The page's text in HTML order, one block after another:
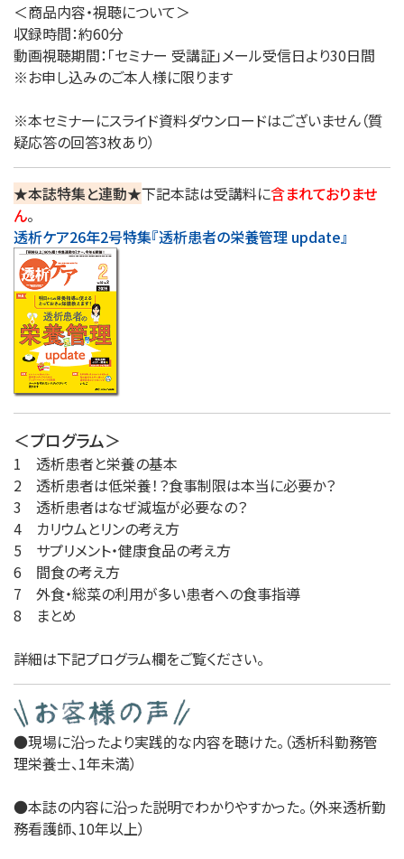
＜商品内容・視聴について＞
収録時間：約60分
動画視聴期間：「セミナー 受講証」メール受信日より30日間
※お申し込みのご本人様に限ります
※本セミナーにスライド資料ダウンロードはございません（質
疑応答の回答3枚あり）
★本誌特集と連動★下記本誌は受講料に含まれておりませ
ん。
透析ケア26年2号特集『透析患者の栄養管理 update』
＜プログラム＞
1 透析患者と栄養の基本
2 透析患者は低栄養！？食事制限は本当に必要か？
3 透析患者はなぜ減塩が必要なの？
4 カリウムとリンの考え方
5 サプリメント・健康食品の考え方
6 間食の考え方
7 外食・総菜の利用が多い患者への食事指導
8 まとめ
詳細は下記プログラム欄をご覧ください。
●現場に沿ったより実践的な内容を聴けた。（透析科勤務管
理栄養士、1年未満）
●本誌の内容に沿った説明でわかりやすかった。（外来透析勤
務看護師、10年以上）